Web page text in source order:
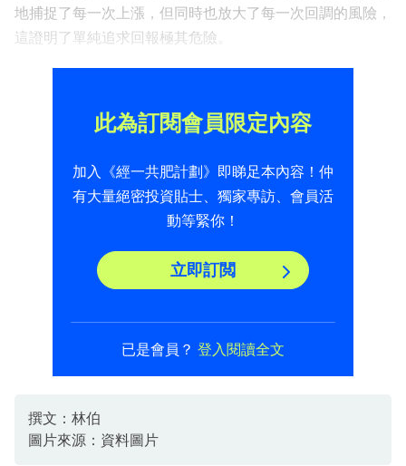
地捕捉了每一次上漲，但同時也放大了每一次回調的風險，
這證明了單純追求回報極其危險。
此為訂閱會員限定內容
加入《經一共肥計劃》即睇足本內容！仲
有大量絕密投資貼士、獨家專訪、會員活
動等緊你！
立即訂閲
已是會員？ 登入閱讀全文
撰文：林伯
圖片來源：資料圖片